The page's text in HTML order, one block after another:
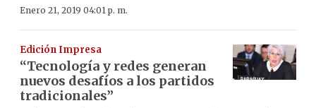
Enero 21, 2019 04:01 p. m.
Edición Impresa
“Tecnología y redes generan
nuevos desafíos a los partidos
tradicionales”